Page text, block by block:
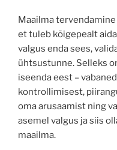
Maailma
et tuleb kõigepealt
valgus enda sees,
ühtsustunne. Selleks
iseenda eest –
kontrollimisest,
oma arusaamist ning
asemel valgus ja siis
maailma.